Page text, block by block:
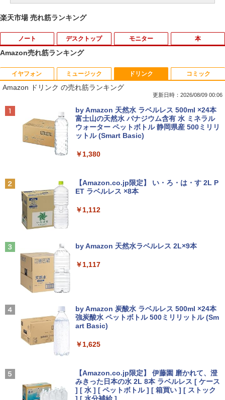
楽天市場 売れ筋ランキング
ノート
1
【中古】Apple アップル 純正 Magic Tra
ckpad2 MJ2R2J/A マジック トラックパ
ッド2 タッチパッド A1535 バッテリー内
蔵 ワイヤレス Bluetooth OS X 10.11以
降 中古
￥11,980
C | 一年保証 | 第7世代 | Core i5 7300U
2.6(〜最大3.5)GHz | MEM:8GB | SSD:25
あり | WUXGA | Webカメラ内蔵 | Win11
￥27,800
新品ノートパソコン VETESA Windows1
256GB/512B 14型 14インチ FHD 1920x
1080 Webカメラ 日本語キーボード搭載
薄型 軽量 初心者 学生 ビジネス 初期設定
済み 新モデル ホワイト ピンク シルバー
デスクトップ
1
【マラソン限定30%OFF】中古 HP ProD
esk 400 G5 DM 6GE69AV Core i3 9100
T 第9世代CPU メモリ8GB SSD128GB
Windows11Home 1年保証 Bランク デス
クトップパソコン【CA】 中古デスクト
ップPC 中古デスクトップパソコン 中古
パソコン 中古PC HPパソコン パソコンデ
スクトップ
￥16,800
中古パソコン 一体型 JDL（日本デジタル
eleron 3965U 2.2GHz メモリ8GB 500G
￥17,800
型FHD液晶｜Windows 11 Pro｜Webカ
メラ内蔵｜WPS Office付属｜省スペース
一体型PC All-In-ONE「整備済み中古
【本日限定10％OFF】N150/3500Uより
コスパ最強【楽天1位連続受賞】NIPOGI
モニター
1
HP フレームレス モニター 23.8インチ P
24v G4 IPSパネル フルHD HDMI VGA 中
￥7,700
【15%OFFクーポン】KOORUI モニター
24インチ 22インチ 27インチ 100Hz 120
ルーライト軽減 フリッカーフリー HDMI
ps5/switch対応 フレームレス 風シリー
8/11まで】 ASUS｜エイスース PCモニ
￥10,980
IODATA モニター 27インチ CF271EDW
￥12,100
本
1
杖と剣のウィストリア（16） 【電子書
籍】[ 大森藤ノ ]
￥594
天は赤い河のほとり 全28巻完結セット
【中古】
[新品][シャンフロ]シャングリラ・フロン
￥21,417
￥21,780
会 ]
￥22,000
Amazon売れ筋ランキング
イヤフォン
Anker Soundcore P42i (Bluetooth 6.1)【完
全ワイヤレスイヤホン/ウルトラノイズキャン
セリング 3.5 / マルチポイント接続 / 最大40時
間再生 / コンパクト形状/持ち運びに便利 / IP5
ル
Anker Soundcore Liberty 5 ディープブルー
【2026年アップグレード版】AOKIMI ワイヤ
軽量 ブルートゥースHi-Fi 最大36時間再生 ぶ
付き 防水 タッチ式音量調整 スポーツ/通勤/通
学/WEB会議(ホワイト)
￥1,964
ミュージック
BRUCE WAYNE feat. Flo Milli, ATL Jacob
[Explicit]
￥250
[Explicit]
￥250
￥250
ドリンク
Amazon ドリンク の売れ筋ランキング
更新日時：2026/08/09 00:06
by Amazon 天然水 ラベルレス 500ml ×24本
富士山の天然水 バナジウム含有 水 ミネラル
ウォーター ペットボトル 静岡県産 500ミリリ
ットル (Smart Basic)
￥1,380
【Amazon.co.jp限定】 い・ろ・は・す 2L P
ET ラベルレス ×8本
￥1,112
by Amazon 天然水ラベルレス 2L×9本
￥1,117
by Amazon 炭酸水 ラベルレス 500ml ×24本
強炭酸水 ペットボトル 500ミリリットル (Sm
art Basic)
￥1,625
【Amazon.co.jp限定】 伊藤園 磨かれて、澄
みきった日本の水 2L 8本 ラベルレス [ ケース
] [ 水 ] [ ペットボトル ] [ 箱買い ] [ ストック
コミック